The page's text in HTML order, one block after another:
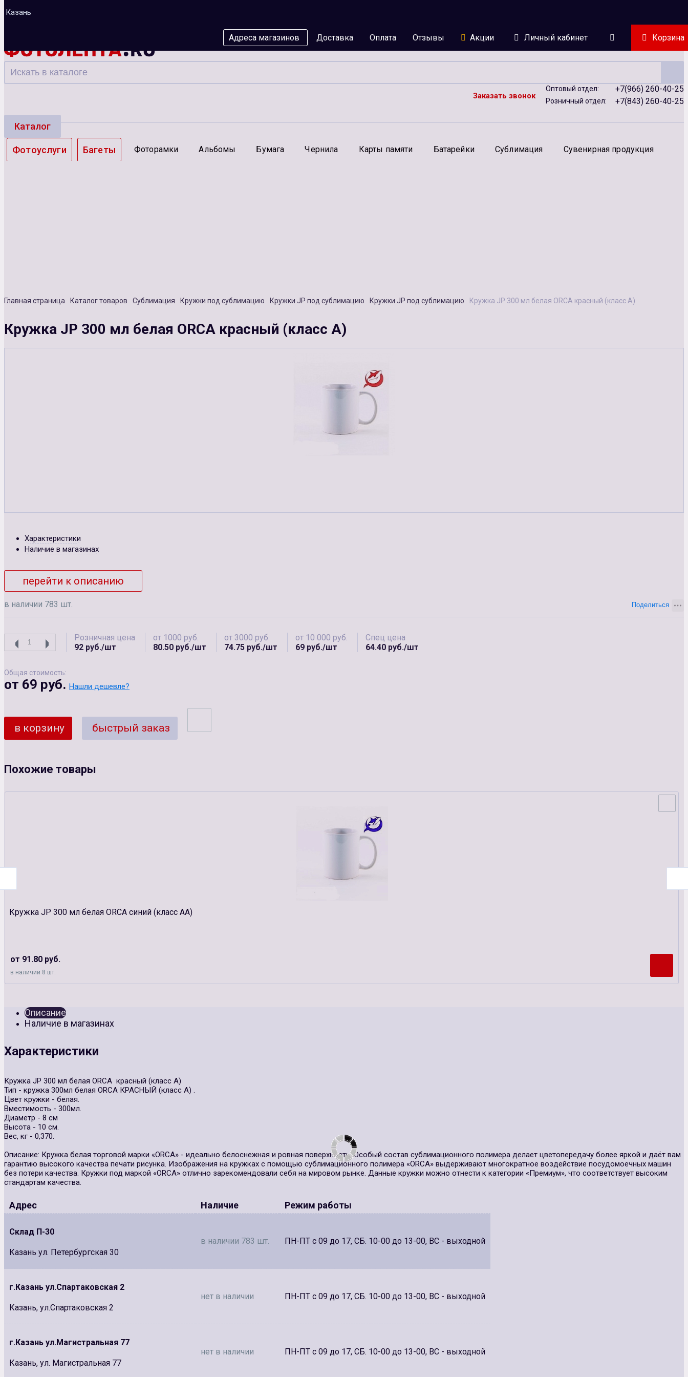
Казань
Адреса магазинов Доставка Оплата Отзывы Акции Личный кабинет Корзина
Заказать звонок
Оптовый отдел: +7(966) 260-40-25
Розничный отдел: +7(843) 260-40-25
Каталог
Фотоуслуги Багеты Фоторамки Альбомы Бумага Чернила Карты памяти Батарейки Сублимация Сувенирная продукция
Главная страница Каталог товаров Сублимация Кружки под сублимацию Кружки JP под сублимацию Кружки JP под сублимацию Кружка JP 300 мл белая ORCA красный (класс А)
Кружка JP 300 мл белая ORCA красный (класс А)
Характеристики
Наличие в магазинах
перейти к описанию
в наличии 783 шт.
Розничная цена
92 руб./шт
от 1000 руб.
80.50 руб./шт
от 3000 руб.
74.75 руб./шт
от 10 000 руб.
69 руб./шт
Спец цена
64.40 руб./шт
Общая стоимость:
от 69 руб. Нашли дешевле?
в корзину быстрый заказ
Похожие товары
Кружка JP 300 мл белая ORCA синий (класс АА)
от 91.80 руб.
в наличии 8 шт.
Описание
Наличие в магазинах
Характеристики
Кружка JP 300 мл белая ORCA красный (класс А)
Тип - кружка 300мл белая ОRCА КРАСНЫЙ (класс А) .
Цвет кружки - белая.
Вместимость - 300мл.
Диаметр - 8 см
Высота - 10 см.
Вес, кг - 0,370.
Описание: Кружка белая торговой марки «ORCA» - идеально белоснежная и ровная поверхность. Особый состав сублимационного полимера делает цветопередачу более яркой и даёт вам
гарантию высокого качества печати рисунка. Изображения на кружках с помощью сублимационного полимера «ORCA» выдерживают многократное воздействие посудомоечных машин
без потери качества. Кружки под маркой «ORCA» отлично зарекомендовали себя на мировом рынке. Данные кружки можно отнести к категории «Премиум», что соответствует высоким
стандартам качества.
Адрес Наличие Режим работы
Склад П-30
Казань ул. Петербургская 30
в наличии 783 шт. ПН-ПТ с 09 до 17, СБ. 10-00 до 13-00, ВС - выходной
г.Казань ул.Спартаковская 2
Казань, ул.Спартаковская 2
нет в наличии ПН-ПТ с 09 до 17, СБ. 10-00 до 13-00, ВС - выходной
г.Казань ул.Магистральная 77
Казань, ул. Магистральная 77
нет в наличии ПН-ПТ с 09 до 17, СБ. 10-00 до 13-00, ВС - выходной